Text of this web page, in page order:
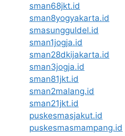
sman68jkt.id
sman8yogyakarta.id
smasungguldel.id
sman1jogja.id
sman28dkijakarta.id
sman3jogja.id
sman81jkt.id
sman2malang.id
sman21jkt.id
puskesmasjakut.id
puskesmasmampang.id